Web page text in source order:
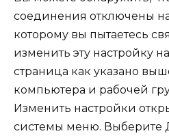
соединения отключены
которому вы пытаетесь
изменить эту настройку
страница как указано
компьютера и рабочей
Изменить настройки
системы меню. Выберите